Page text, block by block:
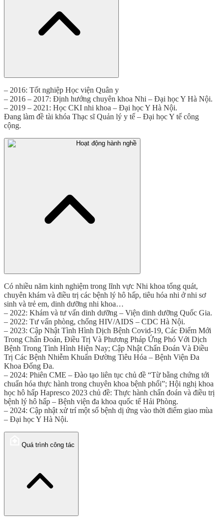
– 2016: Tốt nghiệp Học viện Quân y
– 2016 – 2017: Định hướng chuyên khoa Nhi – Đại học Y Hà Nội.
– 2019 – 2021: Học CKI nhi khoa – Đại học Y Hà Nội.
Đang làm đề tài khóa Thạc sĩ Quản lý y tế – Đại học Y tế công
cộng.
Hoạt động hành nghề
Có nhiều năm kinh nghiệm trong lĩnh vực Nhi khoa tổng quát,
chuyên khám và điều trị các bệnh lý hô hấp, tiêu hóa nhi ở nhi sơ
sinh và trẻ em, dinh dưỡng nhi khoa…
– 2022: Khám và tư vấn dinh dưỡng – Viện dinh dưỡng Quốc Gia.
– 2022: Tư vấn phòng, chống HIV/AIDS – CDC Hà Nội.
– 2023: Cập Nhật Tình Hình Dịch Bệnh Covid-19, Các Điểm Mới
Trong Chẩn Đoán, Điều Trị Và Phương Pháp Ứng Phó Với Dịch
Bệnh Trong Tình Hình Hiện Nay; Cập Nhật Chẩn Đoán Và Điều
Trị Các Bệnh Nhiễm Khuẩn Đường Tiêu Hóa – Bệnh Viện Đa
Khoa Đống Đa.
– 2024: Phiên CME – Đào tạo liên tục chủ đề “Từ bằng chứng tới
chuẩn hóa thực hành trong chuyên khoa bệnh phổi”; Hội nghị khoa
học hô hấp Hapresco 2023 chủ đề: Thực hành chẩn đoán và điều trị
bệnh lý hô hấp – Bệnh viện đa khoa quốc tế Hải Phòng.
– 2024: Cập nhật xử trí một số bệnh dị ứng vào thời điểm giao mùa
– Đại học Y Hà Nội.
Quá trình công tác